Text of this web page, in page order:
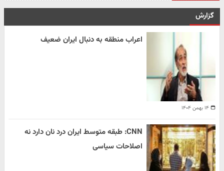
گزارش
۱۴ بهمن ۱۴۰۴
اعراب منطقه به دنبال ایران ضعیف
CNN: طبقه متوسط ایران درد نان دارد نه
اصلاحات سیاسی